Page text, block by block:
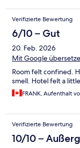
Verifizierte Bewertung
6/10 – Gut
20. Feb. 2026
Mit Google
Room felt confined.
smell. Hotel felt a
FRANK, Aufenthalt
Verifizierte Bewertung
10/10 –